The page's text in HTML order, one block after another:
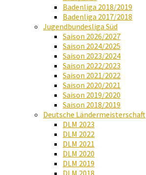
Badenliga 2018/2019
Badenliga 2017/2018
Jugendbundesliga Süd
Saison 2026/2027
Saison 2024/2025
Saison 2023/2024
Saison 2022/2023
Saison 2021/2022
Saison 2020/2021
Saison 2019/2020
Saison 2018/2019
Deutsche Ländermeisterschaft
DLM 2023
DLM 2022
DLM 2021
DLM 2020
DLM 2019
DLM 2018